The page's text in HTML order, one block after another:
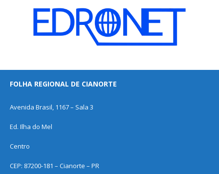
FOLHA REGIONAL DE CIANORTE
Avenida Brasil, 1167 – Sala 3
Ed. Ilha do Mel
Centro
CEP: 87200-181 – Cianorte – PR